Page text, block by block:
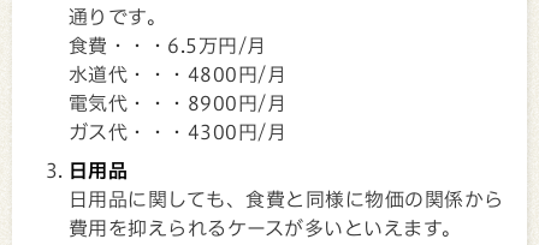
通りです。
食費・・・6.5万円/月
水道代・・・4800円/月
電気代・・・8900円/月
ガス代・・・4300円/月
日用品
日用品に関しても、食費と同様に物価の関係から
費用を抑えられるケースが多いといえます。